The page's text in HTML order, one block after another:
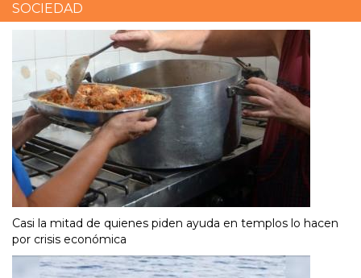
SOCIEDAD
Casi la mitad de quienes piden ayuda en templos lo hacen
por crisis económica